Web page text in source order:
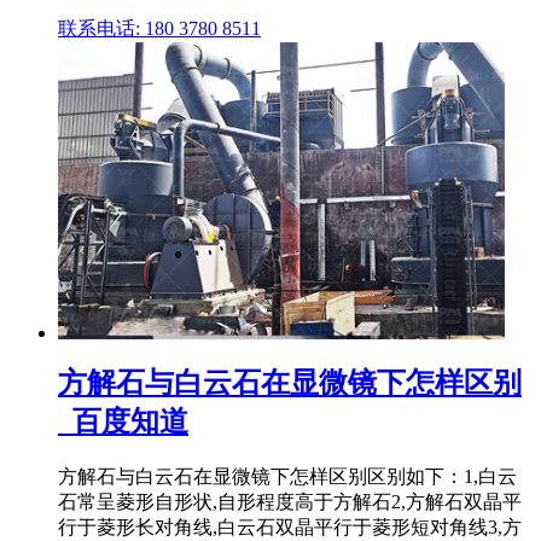
联系电话: 180 3780 8511
方解石与白云石在显微镜下怎样区别
_百度知道
方解石与白云石在显微镜下怎样区别区别如下：1,白云
石常呈菱形自形状,自形程度高于方解石2,方解石双晶平
行于菱形长对角线,白云石双晶平行于菱形短对角线3,方